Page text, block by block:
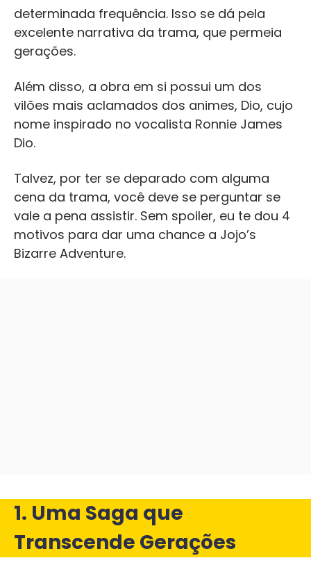
determinada frequência. Isso se dá pela
excelente narrativa da trama, que permeia
gerações.
Além disso, a obra em si possui um dos
vilões mais aclamados dos animes, Dio, cujo
nome inspirado no vocalista Ronnie James
Dio.
Talvez, por ter se deparado com alguma
cena da trama, você deve se perguntar se
vale a pena assistir. Sem spoiler, eu te dou 4
motivos para dar uma chance a Jojo’s
Bizarre Adventure.
1. Uma Saga que
Transcende Gerações